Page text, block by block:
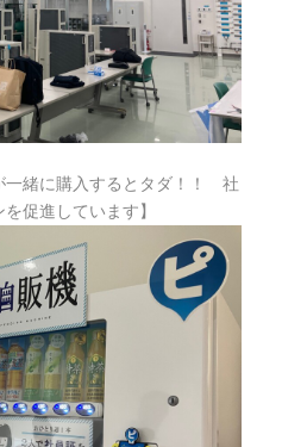
一緒に購入するとタダ！！ 社
促進しています】